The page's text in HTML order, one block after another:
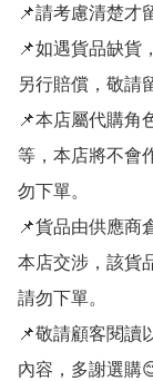
📌請考慮清楚才
📌如遇貨品缺貨
另行賠償，敬請
📌本店屬代購角
等，本店將不會
勿下單。
📌貨品由供應商
本店交涉，該貨
請勿下單。
📌敬請顧客閱讀
內容，多謝選購